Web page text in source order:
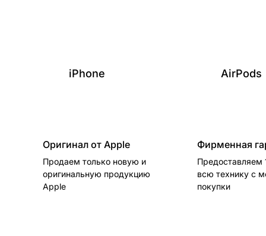
iPhone AirPods
Оригинал от Apple
Продаем только новую и
оригинальную продукцию
Apple
Фирменная
Предоставляем
всю технику с
покупки